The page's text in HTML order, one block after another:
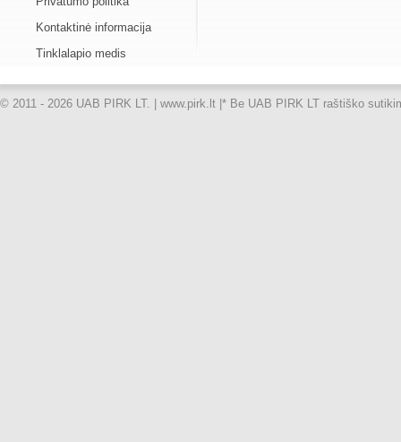
Kontaktinė informacija
Tinklalapio medis
© 2011 - 2026 UAB PIRK LT. | www.pirk.lt | * Be UAB PIRK LT raštiško